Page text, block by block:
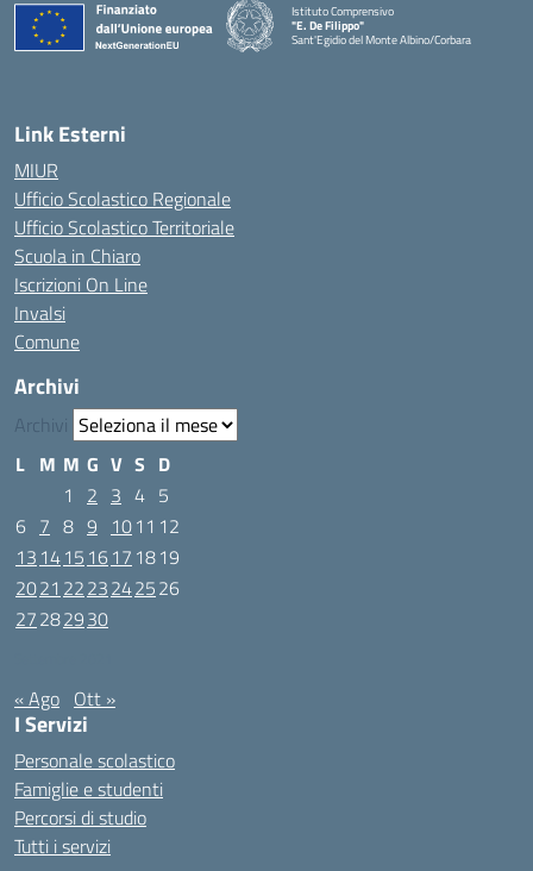
Istituto Comprensivo
"E. De Filippo"
Sant'Egidio del Monte Albino/Corbara
Link Esterni
MIUR
Ufficio Scolastico Regionale
Ufficio Scolastico Territoriale
Scuola in Chiaro
Iscrizioni On Line
Invalsi
Comune
Archivi
Archivi
L M M G V S D
1
2 3 4 5
6 7 8 9 1011 12
13 1415 1617 1819
2021 2223242526
27282930
« Ago Ott »
I Servizi
Personale scolastico
Famiglie e studenti
Percorsi di studio
Tutti i servizi